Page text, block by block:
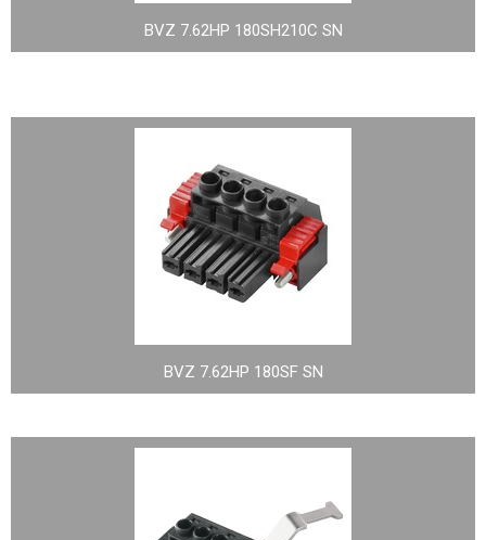
BVZ 7.62HP 180SH210C SN
BVZ 7.62HP 180SF SN